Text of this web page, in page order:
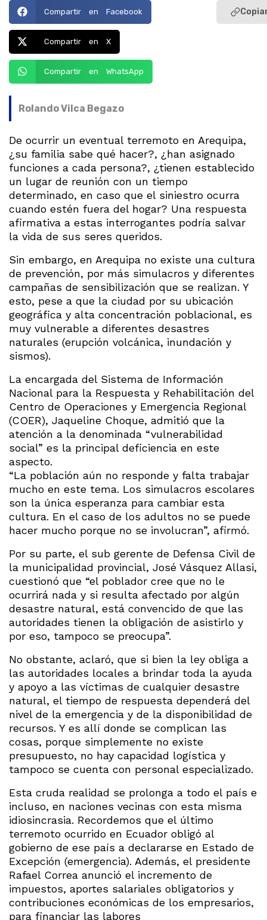
Compartir en Facebook
Compartir en X
Compartir en WhatsApp
Rolando Vilca Begazo
De ocurrir un eventual terremoto en Arequipa,
¿su familia sabe qué hacer?, ¿han asignado
funciones a cada persona?, ¿tienen establecido
un lugar de reunión con un tiempo
determinado, en caso que el siniestro ocurra
cuando estén fuera del hogar? Una respuesta
afirmativa a estas interrogantes podría salvar
la vida de sus seres queridos.
Sin embargo, en Arequipa no existe una cultura
de prevención, por más simulacros y diferentes
campañas de sensibilización que se realizan. Y
esto, pese a que la ciudad por su ubicación
geográfica y alta concentración poblacional, es
muy vulnerable a diferentes desastres
naturales (erupción volcánica, inundación y
sismos).
La encargada del Sistema de Información
Nacional para la Respuesta y Rehabilitación del
Centro de Operaciones y Emergencia Regional
(COER), Jaqueline Choque, admitió que la
atención a la denominada “vulnerabilidad
social” es la principal deficiencia en este
aspecto.
“La población aún no responde y falta trabajar
mucho en este tema. Los simulacros escolares
son la única esperanza para cambiar esta
cultura. En el caso de los adultos no se puede
hacer mucho porque no se involucran”, afirmó.
Por su parte, el sub gerente de Defensa Civil de
la municipalidad provincial, José Vásquez Allasi,
cuestionó que “el poblador cree que no le
ocurrirá nada y si resulta afectado por algún
desastre natural, está convencido de que las
autoridades tienen la obligación de asistirlo y
por eso, tampoco se preocupa”.
No obstante, aclaró, que si bien la ley obliga a
las autoridades locales a brindar toda la ayuda
y apoyo a las víctimas de cualquier desastre
natural, el tiempo de respuesta dependerá del
nivel de la emergencia y de la disponibilidad de
recursos. Y es allí donde se complican las
cosas, porque simplemente no existe
presupuesto, no hay capacidad logística y
tampoco se cuenta con personal especializado.
Esta cruda realidad se prolonga a todo el país e
incluso, en naciones vecinas con esta misma
idiosincrasia. Recordemos que el último
terremoto ocurrido en Ecuador obligó al
gobierno de ese país a declararse en Estado de
Excepción (emergencia). Además, el presidente
Rafael Correa anunció el incremento de
impuestos, aportes salariales obligatorios y
contribuciones económicas de los empresarios,
para financiar las labores